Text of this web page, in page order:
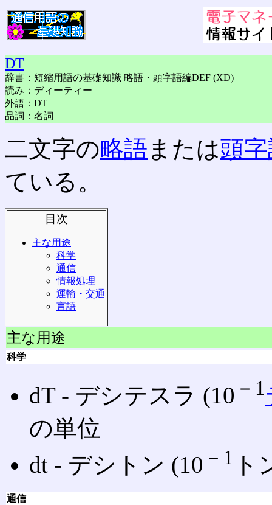
DT
辞書：短縮用語の基礎知識 略語・頭字語編DEF (XD)
読み：ディーティー
外語：DT
品詞：名詞
二文字の略語または頭
ている。
目次
主な用途
科学
通信
情報処理
運輸・交通
言語
主な用途
科学
dT ‐ デシテスラ (10 －1
の単位
dt ‐ デシトン (10 －1 ト
通信